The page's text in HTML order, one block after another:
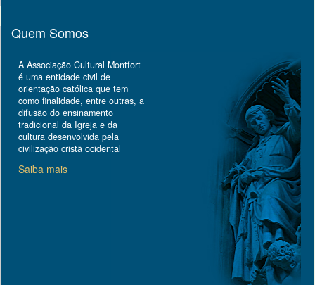
Quem Somos
A Associação Cultural Montfort
é uma entidade civil de
orientação católica que tem
como finalidade, entre outras, a
difusão do ensinamento
tradicional da Igreja e da
cultura desenvolvida pela
civilização cristã ocidental
Saiba mais